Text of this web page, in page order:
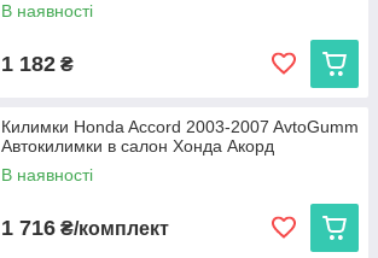
В наявності
1 182 ₴
Килимки Honda Accord 2003-2007 AvtoGumm
Автокилимки в салон Хонда Акорд
В наявності
1 716 ₴/комплект